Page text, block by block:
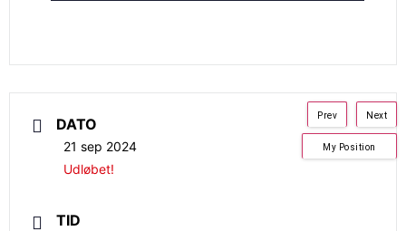
DATO
21 sep 2024
Udløbet!
TID
Next
Prev
My Position